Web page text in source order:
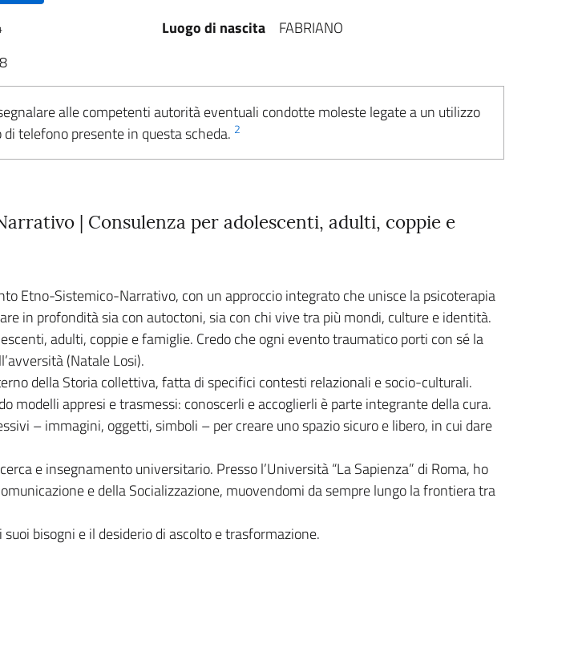
Luogo di nascita
FABRIANO
- new tab)
alle competenti autorità eventuali condotte moleste legate a un utilizzo
telefono presente in questa scheda. 2
| Consulenza per adolescenti, adulti, coppie e
Etno-Sistemico-Narrativo, con un approccio integrato che unisce la psicoterapia
in profondità sia con autoctoni, sia con chi vive tra più mondi, culture e identità.
adulti, coppie e famiglie. Credo che ogni evento traumatico porti con sé la
(Natale Losi).
della Storia collettiva, fatta di specifici contesti relazionali e socio-culturali.
modelli appresi e trasmessi: conoscerli e accoglierli è parte integrante della cura.
– immagini, oggetti, simboli – per creare uno spazio sicuro e libero, in cui dare
e insegnamento universitario. Presso l’Università “La Sapienza” di Roma, ho
e della Socializzazione, muovendomi da sempre lungo la frontiera tra
bisogni e il desiderio di ascolto e trasformazione.